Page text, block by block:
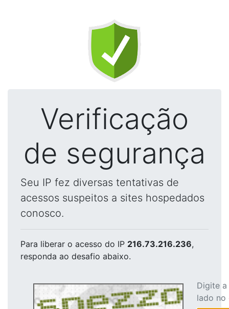
Verificação
de segurança
Seu IP fez diversas tentativas de
acessos suspeitos a sites hospedados
conosco.
Para liberar o acesso do IP 216.73.216.236,
responda ao desafio abaixo.
Digite
lado no